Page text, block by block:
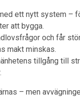
ett nytt system –
att bygga.
och får
makt minskas.
tillgång till
– men